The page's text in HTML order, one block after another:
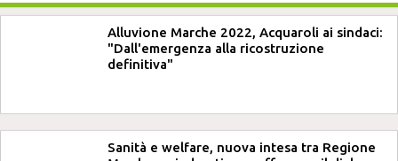
Alluvione Marche 2022, Acquaroli ai sindaci:
"Dall'emergenza alla ricostruzione
definitiva"
Sanità e welfare, nuova intesa tra Regione